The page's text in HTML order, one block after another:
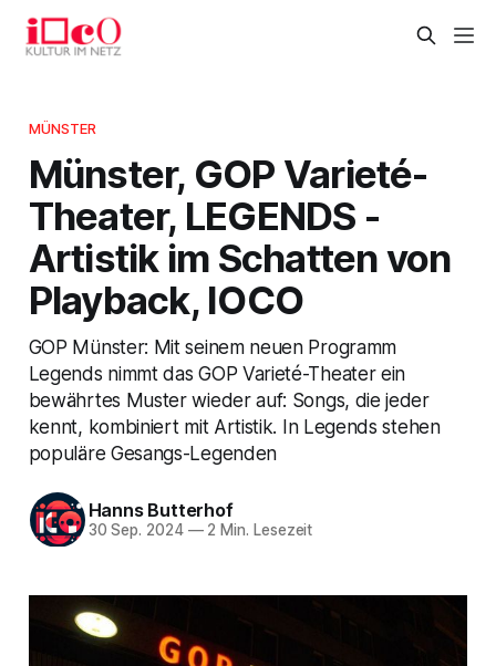
MÜNSTER
Münster, GOP Varieté-
Theater, LEGENDS -
Artistik im Schatten von
Playback, IOCO
GOP Münster: Mit seinem neuen Programm
Legends nimmt das GOP Varieté-Theater ein
bewährtes Muster wieder auf: Songs, die jeder
kennt, kombiniert mit Artistik. In Legends stehen
populäre Gesangs-Legenden
Hanns Butterhof
30 Sep. 2024 —2 Min. Lesezeit